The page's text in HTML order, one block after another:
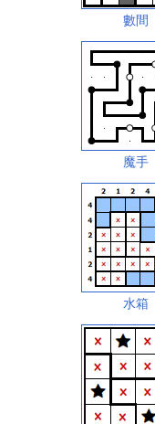
數間
魔手
水箱